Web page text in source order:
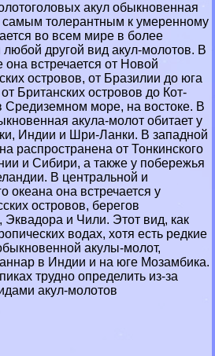
акул обыкновенная
самым толерантным к умеренному
во всем мире в более
другой вид акул-молотов. В
она встречается от Новой
островов, от Бразилии до юга
Британских островов до Кот-
Средиземном море, на востоке. В
акула-молот обитает у
Индии и Шри-Ланки. В западной
распространена от Тонкинского
и Сибири, а также у побережья
В центральной и
океана она встречается у
островов, берегов
и Чили. Этот вид, как
водах, хотя есть редкие
акулы-молот,
в Индии и на юге Мозамбика.
трудно определить из-за
акул-молотов